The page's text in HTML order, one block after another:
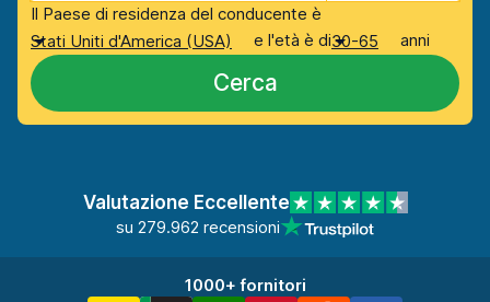
Il Paese di residenza del conducente è
Stati Uniti d'America (USA)
e l'età è di30-65 anni
Cerca
Valutazione Eccellente
su 279.962 recensioni
1000+ fornitori